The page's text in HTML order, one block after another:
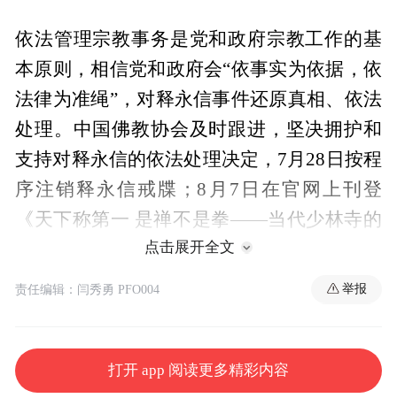
依法管理宗教事务是党和政府宗教工作的基
本原则，相信党和政府会“依事实为依据，依
法律为准绳”，对释永信事件还原真相、依法
处理。中国佛教协会及时跟进，坚决拥护和
支持对释永信的依法处理决定，7月28日按程
序注销释永信戒牒；8月7日在官网上刊登
《天下称第一 是禅不是拳——当代少林寺的
历史使命与时代责任》，为少林寺正本清
源；同日在官网刊登《坚持以戒为师 推动我
三、引以为戒”，彰显了中国佛教协会作为全
点击展开全文
责任编辑：闫秀勇 PFO004 举报
打开 app 阅读更多精彩内容